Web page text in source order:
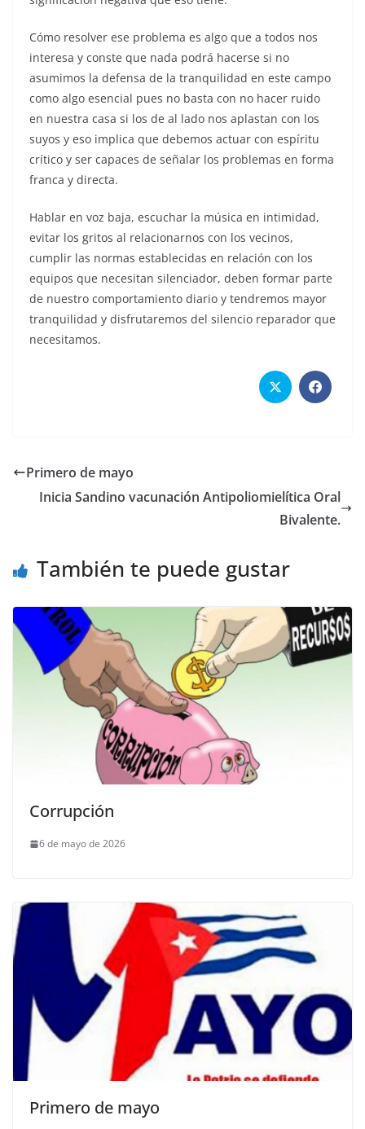
Cómo resolver ese problema es algo que a todos nos
interesa y conste que nada podrá hacerse si no
asumimos la defensa de la tranquilidad en este campo
como algo esencial pues no basta con no hacer ruido
en nuestra casa si los de al lado nos aplastan con los
suyos y eso implica que debemos actuar con espíritu
crítico y ser capaces de señalar los problemas en forma
franca y directa.
Hablar en voz baja, escuchar la música en intimidad,
evitar los gritos al relacionarnos con los vecinos,
cumplir las normas establecidas en relación con los
equipos que necesitan silenciador, deben formar parte
de nuestro comportamiento diario y tendremos mayor
tranquilidad y disfrutaremos del silencio reparador que
necesitamos.
Primero de mayo
Inicia Sandino vacunación Antipoliomielítica Oral
Bivalente.
También te puede gustar
Corrupción
6 de mayo de 2026
Primero de mayo